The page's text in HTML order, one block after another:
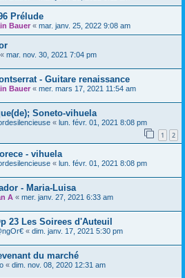
Prélude
Bauer « mar. janv. 25, 2022 9:08 am
« mar. nov. 30, 2021 7:04 pm
- Guitare renaissance
Bauer « mer. mars 17, 2021 11:54 am
Soneto-vihuela
« lun. févr. 01, 2021 8:08 pm
1 2
- vihuela
« lun. févr. 01, 2021 8:08 pm
- Maria-Luisa
A « mer. janv. 27, 2021 6:33 am
23 Les Soirees d'Auteuil
« dim. janv. 17, 2021 5:30 pm
du marché
« dim. nov. 08, 2020 12:31 am